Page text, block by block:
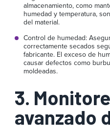
almacenamiento, como
humedad y temperatura,
del material.
Control de humedad:
correctamente secados
fabricante. El exceso de
causar defectos como
moldeadas.
3.
avanzado